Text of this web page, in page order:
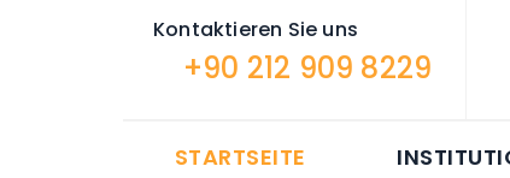
Kontaktieren Sie uns
+90 212 909 8229
STARTSEITE